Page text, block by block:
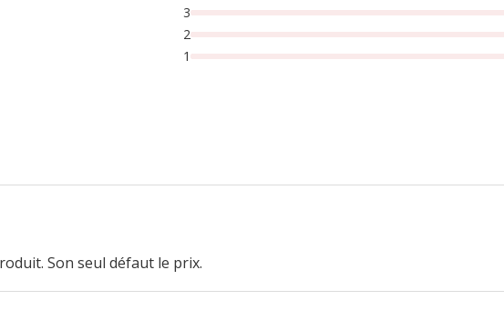
3
2
1
Son seul défaut le prix.